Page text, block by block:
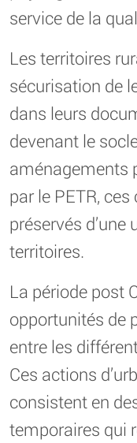
service de la
Les territoires
sécurisation de
dans leurs
devenant le
aménagements
par le PETR,
préservés
territoires.
La période post
opportunités de
entre les
Ces actions
consistent en
temporaires qui